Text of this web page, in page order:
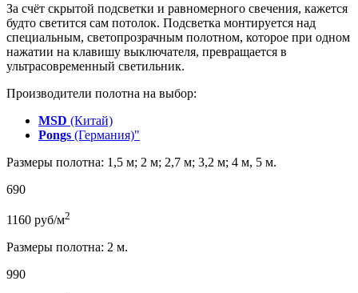
За счёт скрытой подсветки и равномерного свечения, кажется
будто светится сам потолок. Подсветка монтируется над
специальным, светопрозрачным полотном, которое при одном
нажатии на клавишу выключателя, превращается в
ультрасовременный светильник.
Производители полотна на выбор:
MSD (Китай)
Pongs (Германия)"
Размеры полотна: 1,5 м; 2 м; 2,7 м; 3,2 м; 4 м, 5 м.
690
1160 руб/м2
Размеры полотна: 2 м.
990